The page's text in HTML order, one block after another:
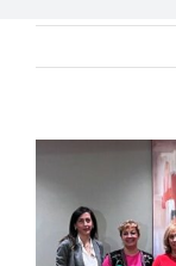
Larger
Image